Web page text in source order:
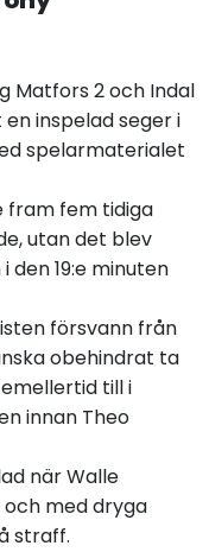
Matfors 2 och Indal
inspelad seger i
spelarmaterialet
fram fem tidiga
utan det blev
den 19:e minuten
försvann från
obehindrat ta
till i
innan Theo
när Walle
med dryga
straff.